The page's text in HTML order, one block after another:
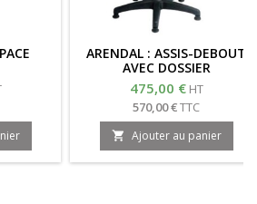
ARENDAL : ASSIS-DEBOUT
AVEC DOSSIER
475,00 € HT
570,00 €TTC
 Ajouter au panier